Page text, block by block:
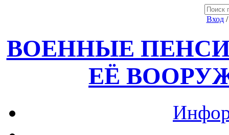
Вход
ВОЕННЫЕ
ЕЁ